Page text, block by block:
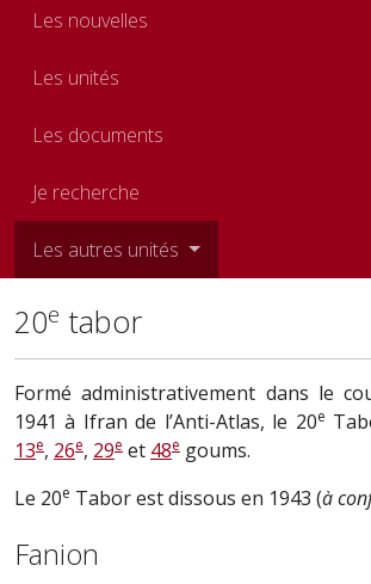
Les nouvelles
Les unités
Les documents
Je recherche
Les autres unités
20e tabor
Formé administrativement dans le
1941 à Ifran de l’Anti-Atlas, le 20e
13e, 26e, 29e et 48e goums.
Le 20e Tabor est dissous en 1943 (à
Fanion